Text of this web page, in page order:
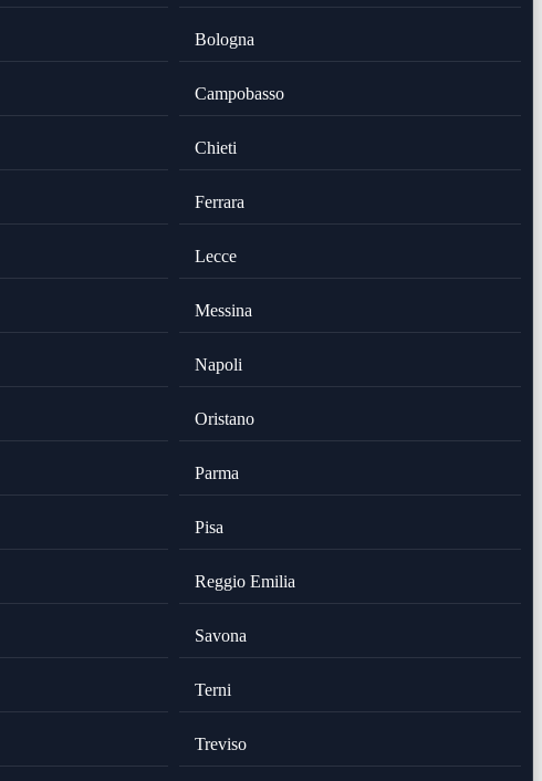
Bologna
Campobasso
Chieti
Ferrara
Lecce
Messina
Napoli
Oristano
Parma
Pisa
Reggio Emilia
Savona
Terni
Treviso